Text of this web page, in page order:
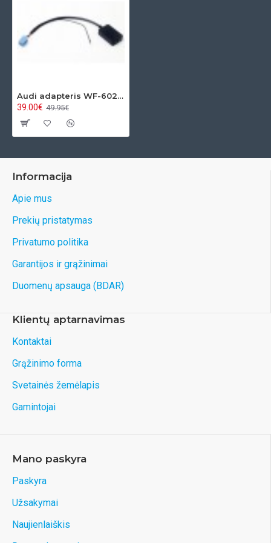
Teiraukitės tel.+37060028676 arba el.p.
Audi adapteris WF-602 A2DP Bluetooth 8PIN
39.00€ 49.95€
Informacija
Apie mus
Prekių pristatymas
Privatumo politika
Garantijos ir grąžinimai
Duomenų apsauga (BDAR)
Klientų aptarnavimas
Kontaktai
Grąžinimo forma
Svetainės žemėlapis
Gamintojai
Mano paskyra
Paskyra
Užsakymai
Naujienlaiškis